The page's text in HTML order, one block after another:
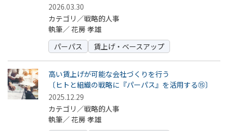
2026.03.30
カテゴリ／戦略的人事
執筆／花房 孝雄
パーパス
賃上げ・ベースアップ
高い賃上げが可能な会社づくりを行う
〔ヒトと組織の戦略に『パーパス』を活用する⑮〕
2025.12.29
カテゴリ／戦略的人事
執筆／花房 孝雄